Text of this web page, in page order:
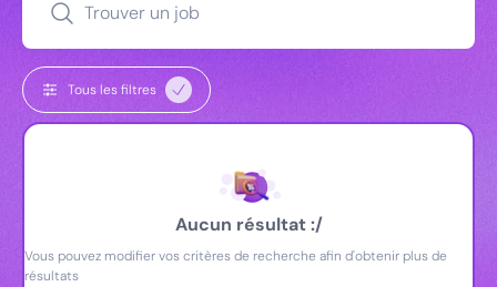
Trouver un job
Tous les filtres
Aucun résultat :/
Vous pouvez modifier vos critères de recherche afin d'obtenir plus de
résultats